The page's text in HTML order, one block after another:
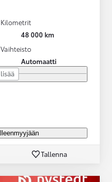
Kilometrit
48 000 km
Vaihteisto
Automaatti
Tallenna